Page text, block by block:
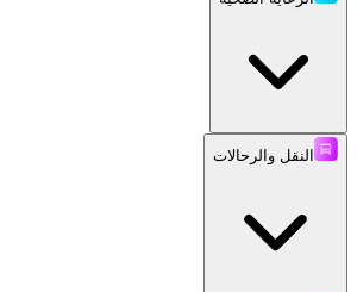
النقل والرحالات